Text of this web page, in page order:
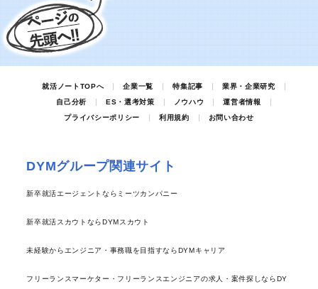
就活ノートTOPへ 企業一覧 特集記事
業界・企業研究
自己分析
ES・選考対策 ノウハウ
運営者情報
プライバシーポリシー
利用規約 お問い合わせ
DYMグループ関連サイト
新卒就活エージェントならミーツカンパニー
新卒就活スカウトならDYMスカウト
未経験からエンジニア・事務職を目指すならDYMキャリア
フリーランスマーケター・フリーランスエンジニアの求人・案件探しならDY